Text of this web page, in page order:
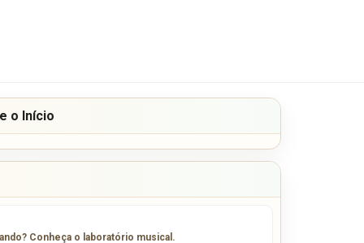
o Início
Conheça o laboratório musical.